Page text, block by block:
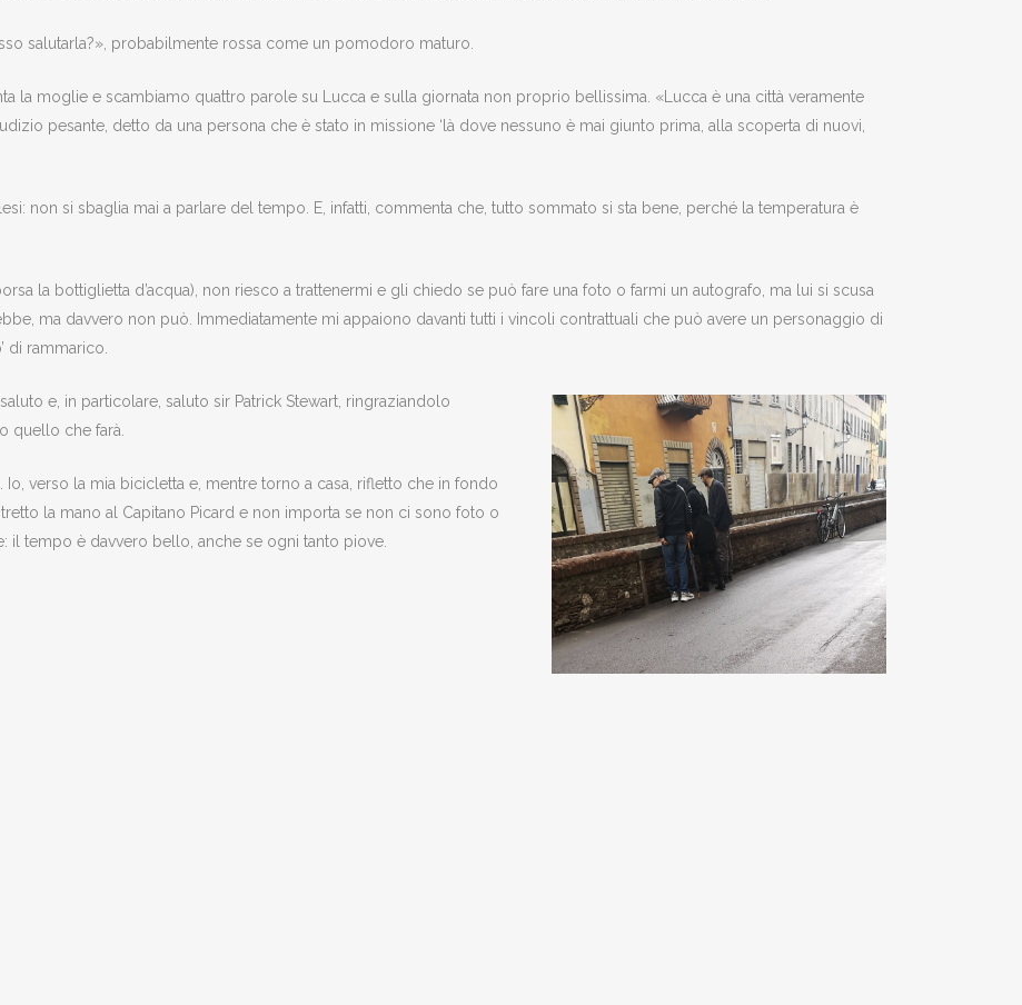
salutarla?», probabilmente rossa come un pomodoro maturo.
la moglie e scambiamo quattro parole su Lucca e sulla giornata non proprio bellissima. «Lucca è una città veramente
pesante, detto da una persona che è stato in missione ‘là dove nessuno è mai giunto prima, alla scoperta di nuovi,
non si sbaglia mai a parlare del tempo. E, infatti, commenta che, tutto sommato si sta bene, perché la temperatura è
la bottiglietta d’acqua), non riesco a trattenermi e gli chiedo se può fare una foto o farmi un autografo, ma lui si scusa
ma davvero non può. Immediatamente mi appaiono davanti tutti i vincoli contrattuali che può avere un personaggio di
di rammarico.
e, in particolare, saluto sir Patrick Stewart, ringraziandolo
quello che farà.
Io, verso la mia bicicletta e, mentre torno a casa, rifletto che in fondo
la mano al Capitano Picard e non importa se non ci sono foto o
il tempo è davvero bello, anche se ogni tanto piove.